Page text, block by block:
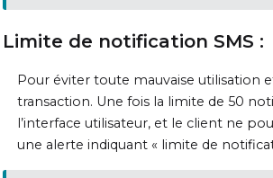
Limite de notification SMS :
Pour éviter toute mauvaise utilisation
transaction. Une fois la limite de 50
l’interface utilisateur, et le client ne
une alerte indiquant « limite de